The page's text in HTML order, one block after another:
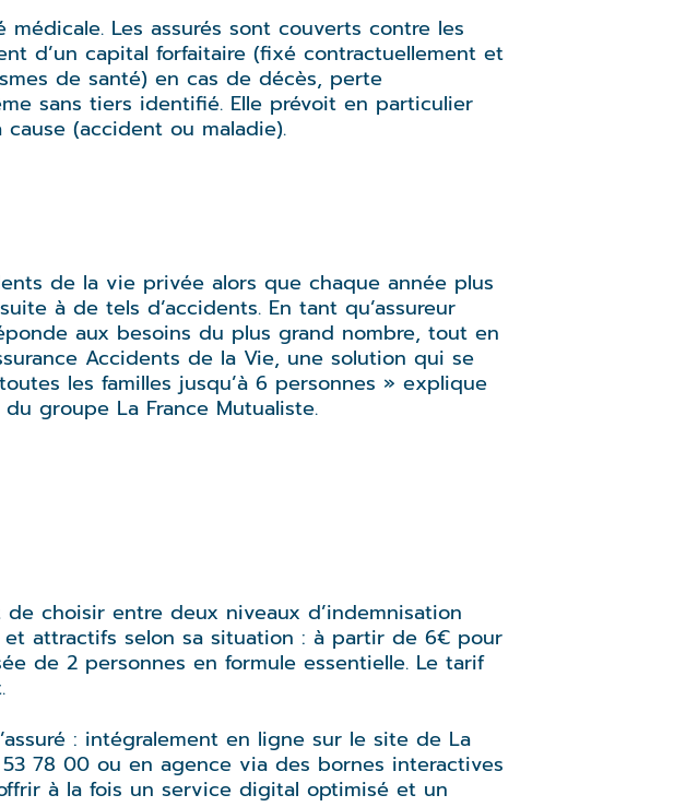
Les assurés sont couverts contre les
d’un capital forfaitaire (fixé contractuellement et
de santé) en cas de décès, perte
sans tiers identifié. Elle prévoit en particulier
(accident ou maladie).
de la vie privée alors que chaque année plus
à de tels d’accidents. En tant qu’assureur
aux besoins du plus grand nombre, tout en
Accidents de la Vie, une solution qui se
les familles jusqu’à 6 personnes » explique
groupe La France Mutualiste.
choisir entre deux niveaux d’indemnisation
attractifs selon sa situation : à partir de 6€ pour
de 2 personnes en formule essentielle. Le tarif
: intégralement en ligne sur le site de La
78 00 ou en agence via des bornes interactives
à la fois un service digital optimisé et un